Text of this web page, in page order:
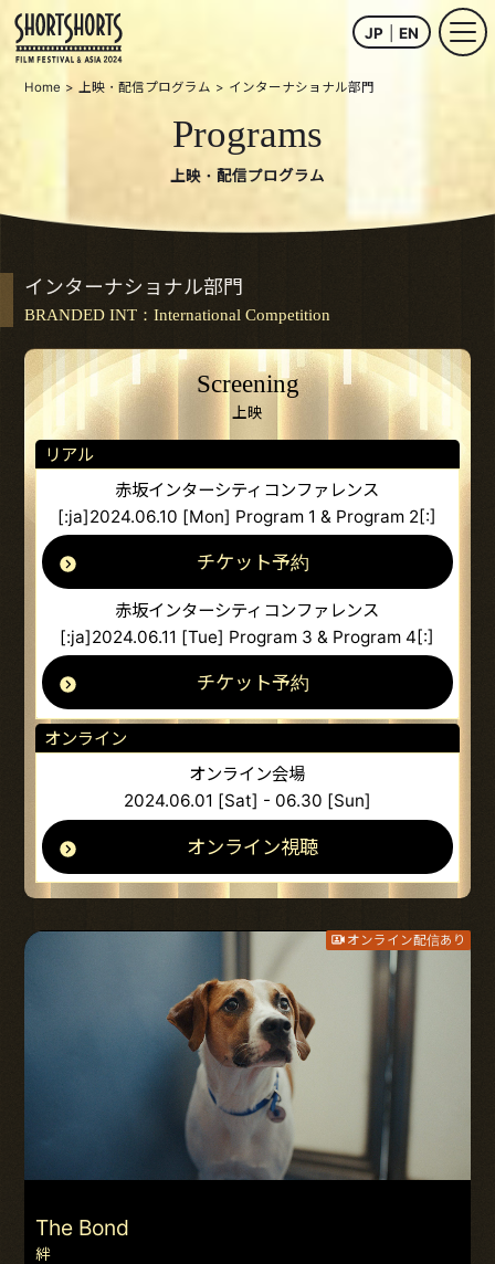
JP EN
Home 上映・配信プログラム インターナショナル部門
Programs
上映・配信プログラム
インターナショナル部門
BRANDED INT：International Competition
Screening
上映
リアル
赤坂インターシティコンファレンス
[:ja]2024.06.10 [Mon] Program 1 & Program 2[:]
チケット予約
赤坂インターシティコンファレンス
[:ja]2024.06.11 [Tue] Program 3 & Program 4[:]
チケット予約
オンライン
オンライン会場
2024.06.01 [Sat] - 06.30 [Sun]
オンライン視聴
オンライン配信あり
The Bond
絆